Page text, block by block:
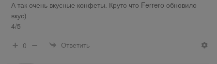
А так очень вкусные конфеты. Круто что Ferrero обновило
вкус)
4/5
0
Ответить